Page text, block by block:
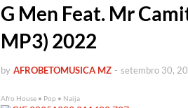
G Men Feat. Mr
MP3) 2022
by AFROBETOMUSICA MZ - setembro 30,
Afro House • Pop • Naija